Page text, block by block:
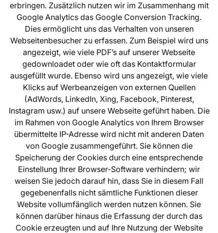
erbringen. Zusätzlich nutzen wir im Zusammenhang mit
Google Analytics das Google Conversion Tracking.
Dies ermöglicht uns das Verhalten von unseren
Webseitenbesucher zu erfassen. Zum Beispiel wird uns
angezeigt, wie viele PDF’s auf unserer Webseite
gedownloadet oder wie oft das Kontaktformular
ausgefüllt wurde. Ebenso wird uns angezeigt, wie viele
Klicks auf Werbeanzeigen von externen Quellen
(AdWords, LinkedIn, Xing, Facebook, Pinterest,
Instagram usw.) auf unsere Webseite geführt haben. Die
im Rahmen von Google Analytics von Ihrem Browser
übermittelte IP-Adresse wird nicht mit anderen Daten
von Google zusammengeführt. Sie können die
Speicherung der Cookies durch eine entsprechende
Einstellung Ihrer Browser-Software verhindern; wir
weisen Sie jedoch darauf hin, dass Sie in diesem Fall
gegebenenfalls nicht sämtliche Funktionen dieser
Website vollumfänglich werden nutzen können. Sie
können darüber hinaus die Erfassung der durch das
Cookie erzeugten und auf Ihre Nutzung der Website